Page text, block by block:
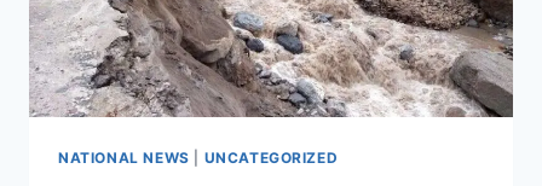
NATIONAL NEWS UNCATEGORIZED